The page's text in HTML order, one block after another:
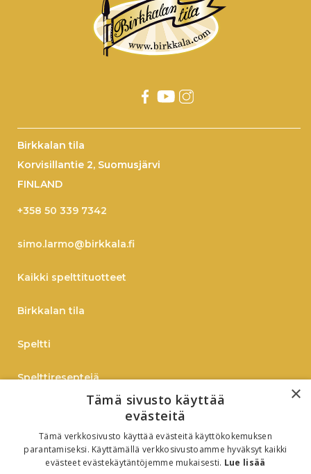
Birkkalan tila
Korvisillantie 2, Suomusjärvi
FINLAND
+358 50 339 7342
simo.larmo@birkkala.fi
Kaikki spelttituotteet
Birkkalan tila
Speltti
Spelttireseptejä
Verkkokauppaan
×
Tämä sivusto käyttää
evästeitä
Tämä verkkosivusto käyttää evästeitä käyttökokemuksen
parantamiseksi. Käyttämällä verkkosivustoamme hyväksyt kaikki
evästeet evästekäytäntöjemme mukaisesti. Lue lisää